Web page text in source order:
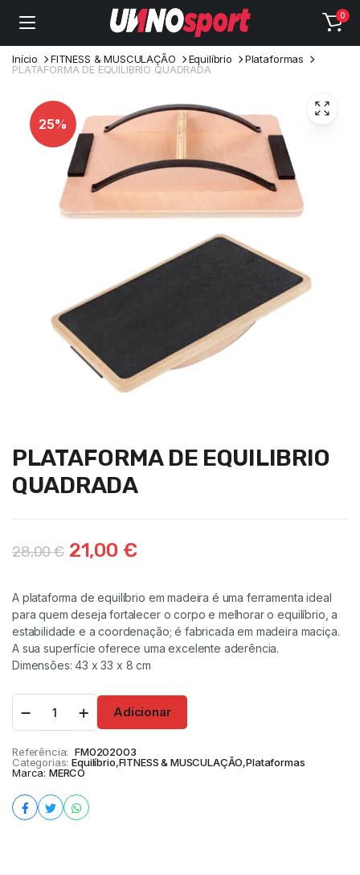
0
Início FITNESS & MUSCULAÇÃO Equilíbrio
Plataformas
PLATAFORMA DE EQUILIBRIO QUADRADA
25%
PLATAFORMA DE EQUILIBRIO
QUADRADA
28,00€ 21,00 €
A plataforma de equilíbrio em madeira é uma ferramenta ideal
para quem deseja fortalecer o corpo e melhorar o equilíbrio, a
estabilidade e a coordenação; é fabricada em madeira maciça.
A sua superfície oferece uma excelente aderência.
Dimensões: 43 x 33 x 8 cm
Adicionar
Referência: FM0202003
Categorias: Equilíbrio,FITNESS & MUSCULAÇÃO,Plataformas
Marca: MERCO